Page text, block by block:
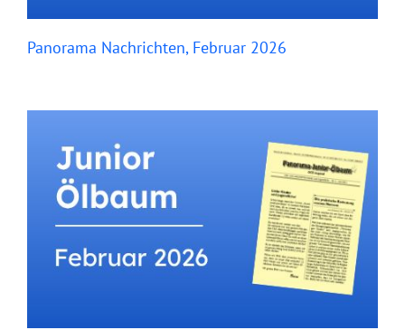
Panorama Nachrichten, Februar 2026